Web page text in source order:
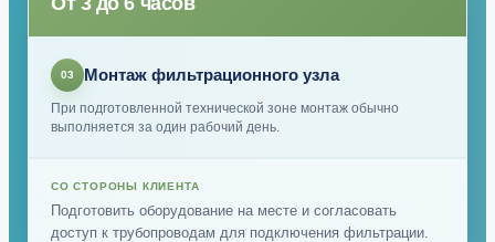
03 Монтаж фильтрационного узла
При подготовленной технической зоне монтаж обычно
выполняется за один рабочий день.
СО СТОРОНЫ КЛИЕНТА
Подготовить оборудование на месте и согласовать
доступ к трубопроводам для подключения фильтрации.